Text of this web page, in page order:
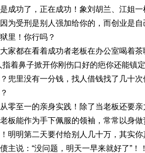
成功了，正在成功！象刘胡兰、江姐
为受刑是别人强加给你的，而创业是
里！你行吗？
家都在看着成功者老板在办公室喝着
指着鼻子掀开你刚伤口好的疤你还能镇
兜里没有一分钱，找人借钱找了几十
零至一的亲身实践！除了当老板还要
板能作为手下佩服的领袖，常常以身
明明第二天要付给别人几十万，其实
主说：“没问题，明天一早来就好了”